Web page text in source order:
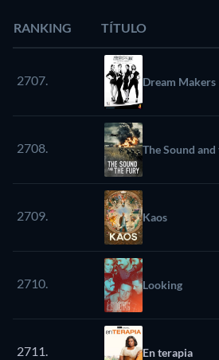
RANKING TÍTULO
2707. Dream Makers
2708. The Sound
2709. Kaos
2710. Looking
2711. En terapia